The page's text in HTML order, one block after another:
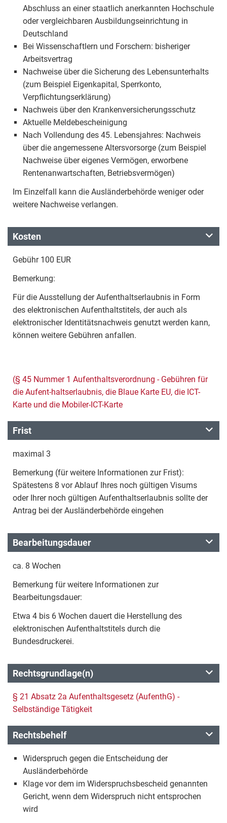
Abschluss an einer staatlich anerkannten Hochschule
oder vergleichbaren Ausbildungseinrichtung in
Deutschland
Bei Wissenschaftlern und Forschern: bisheriger
Arbeitsvertrag
Nachweise über die Sicherung des Lebensunterhalts
(zum Beispiel Eigenkapital, Sperrkonto,
Verpflichtungserklärung)
Nachweis über den Krankenversicherungsschutz
Aktuelle Meldebescheinigung
Nach Vollendung des 45. Lebensjahres: Nachweis
über die angemessene Altersvorsorge (zum Beispiel
Nachweise über eigenes Vermögen, erworbene
Rentenanwartschaften, Betriebsvermögen)
Im Einzelfall kann die Ausländerbehörde weniger oder
weitere Nachweise verlangen.
Kosten
Gebühr 100 EUR
Bemerkung:
Für die Ausstellung der Aufenthaltserlaubnis in Form
des elektronischen Aufenthaltstitels, der auch als
elektronischer Identitätsnachweis genutzt werden kann,
können weitere Gebühren anfallen.
(§ 45 Nummer 1 Aufenthaltsverordnung - Gebühren für
die Aufent-haltserlaubnis, die Blaue Karte EU, die ICT-
Karte und die Mobiler-ICT-Karte
Frist
maximal 3
Bemerkung (für weitere Informationen zur Frist):
Spätestens 8 vor Ablauf Ihres noch gültigen Visums
oder Ihrer noch gültigen Aufenthaltserlaubnis sollte der
Antrag bei der Ausländerbehörde eingehen
Bearbeitungsdauer
ca. 8 Wochen
Bemerkung für weitere Informationen zur
Bearbeitungsdauer:
Etwa 4 bis 6 Wochen dauert die Herstellung des
elektronischen Aufenthaltstitels durch die
Bundesdruckerei.
Rechtsgrundlage(n)
§ 21 Absatz 2a Aufenthaltsgesetz (AufenthG) -
Selbständige Tätigkeit
Rechtsbehelf
Widerspruch gegen die Entscheidung der
Ausländerbehörde
Klage vor dem im Widerspruchsbescheid genannten
Gericht, wenn dem Widerspruch nicht entsprochen
wird